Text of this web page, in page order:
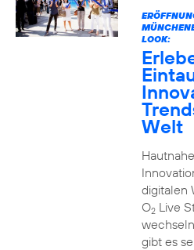
LOOK:
Welt
digitalen
O2Live
gibt es